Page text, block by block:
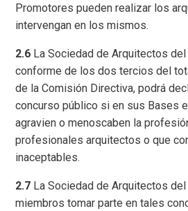
Promotores pueden realizar los
intervengan en los mismos.
2.6 La Sociedad de Arquitectos
conforme de los dos tercios del
de la Comisión Directiva, podrá
concurso público si en sus Bases
agravien o menoscaben la
profesionales arquitectos o que
inaceptables.
2.7 La Sociedad de Arquitectos
miembros tomar parte en tales